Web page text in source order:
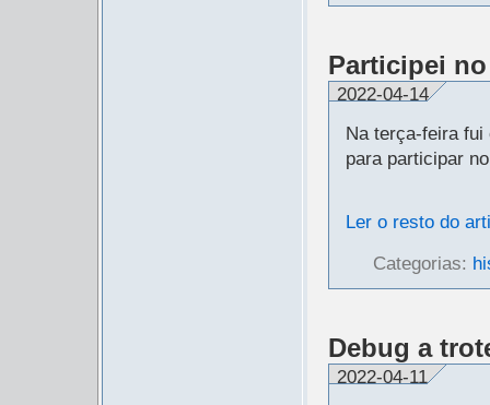
Participei
2022-04-14
Na terça-feira fui
para participar
Ler o resto do
Categorias:
Debug a
2022-04-11